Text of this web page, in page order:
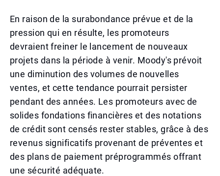
En raison de la surabondance prévue et de la
pression qui en résulte, les promoteurs
devraient freiner le lancement de nouveaux
projets dans la période à venir. Moody's prévoit
une diminution des volumes de nouvelles
ventes, et cette tendance pourrait persister
pendant des années. Les promoteurs avec de
solides fondations financières et des notations
de crédit sont censés rester stables, grâce à des
revenus significatifs provenant de préventes et
des plans de paiement préprogrammés offrant
une sécurité adéquate.